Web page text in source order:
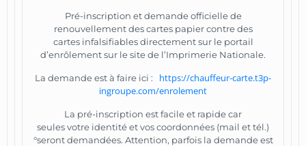
Pré-inscription et demande officielle de
renouvellement des cartes papier contre des
cartes infalsifiables directement sur le portail
d’enrôlement sur le site de l’Imprimerie Nationale.
La demande est à faire ici : https://chauffeur-carte.t3p-
ingroupe.com/enrolement
La pré-inscription est facile et rapide car
seules votre identité et vos coordonnées (mail et tél.)
°seront demandées. Attention, parfois la demande est